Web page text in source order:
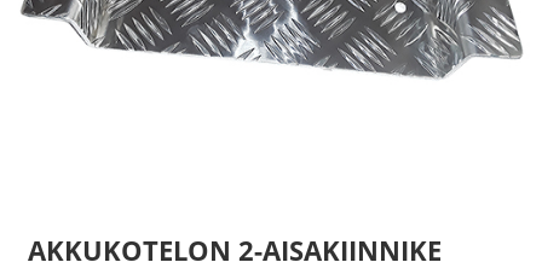
AKKUKOTELON 2-AISAKIINNIKE